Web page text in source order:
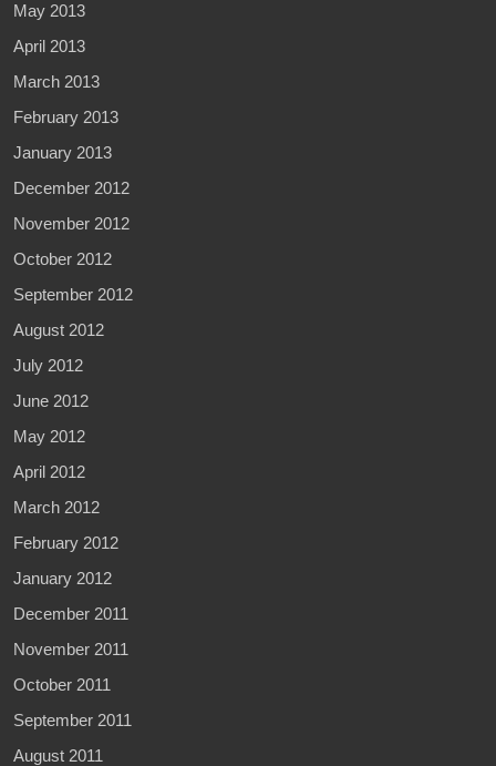
May 2013
April 2013
March 2013
February 2013
January 2013
December 2012
November 2012
October 2012
September 2012
August 2012
July 2012
June 2012
May 2012
April 2012
March 2012
February 2012
January 2012
December 2011
November 2011
October 2011
September 2011
August 2011